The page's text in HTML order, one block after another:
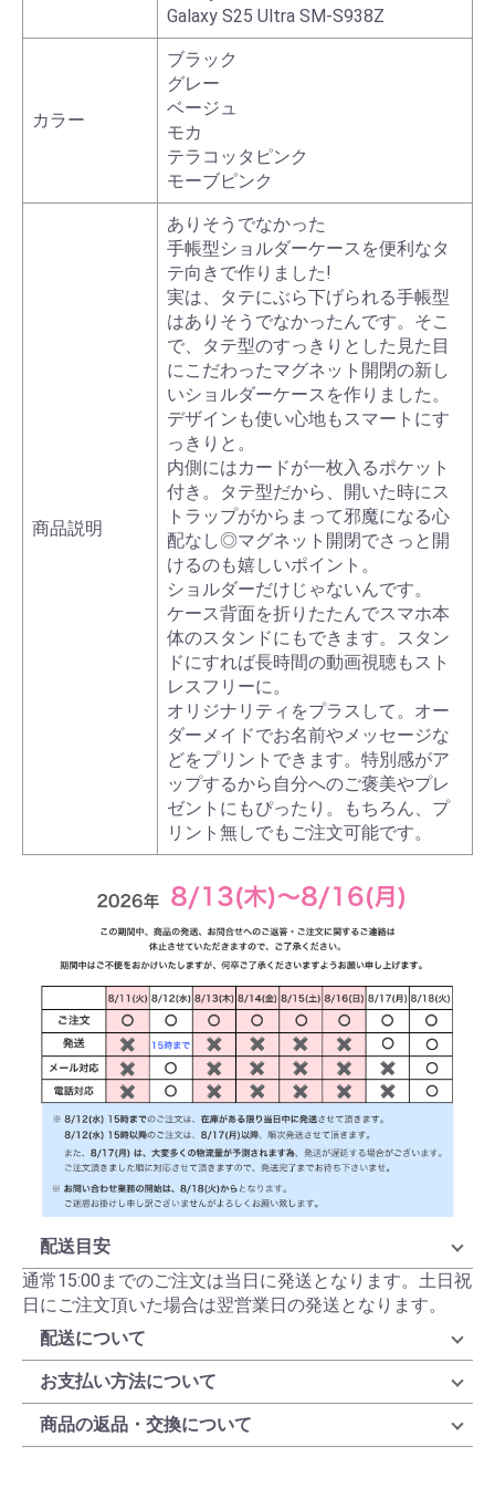
Galaxy S25 Ultra SM-S938Z
カラー
ブラック
グレー
ベージュ
モカ
テラコッタピンク
モーブピンク
商品説明
ありそうでなかった
手帳型ショルダーケースを便利なタ
テ向きで作りました!
実は、タテにぶら下げられる手帳型
はありそうでなかったんです。そこ
で、タテ型のすっきりとした見た目
にこだわったマグネット開閉の新し
いショルダーケースを作りました。
デザインも使い心地もスマートにす
っきりと。
内側にはカードが一枚入るポケット
付き。タテ型だから、開いた時にス
トラップがからまって邪魔になる心
配なし◎マグネット開閉でさっと開
けるのも嬉しいポイント。
ショルダーだけじゃないんです。
ケース背面を折りたたんでスマホ本
体のスタンドにもできます。スタン
ドにすれば長時間の動画視聴もスト
レスフリーに。
オリジナリティをプラスして。オー
ダーメイドでお名前やメッセージな
どをプリントできます。特別感がア
ップするから自分へのご褒美やプレ
ゼントにもぴったり。もちろん、プ
リント無しでもご注文可能です。
配送目安
通常15:00までのご注文は当日に発送となります。土日祝
日にご注文頂いた場合は翌営業日の発送となります。
配送について
お支払い方法について
商品の返品・交換について